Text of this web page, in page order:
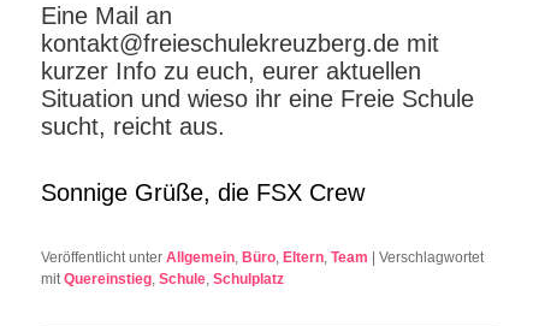
Eine Mail an
kontakt@freieschulekreuzberg.de mit
kurzer Info zu euch, eurer aktuellen
Situation und wieso ihr eine Freie Schule
sucht, reicht aus.
Sonnige Grüße, die FSX Crew
Veröffentlicht unter Allgemein ,Büro ,Eltern ,Team |Verschlagwortet
mit Quereinstieg ,Schule ,Schulplatz